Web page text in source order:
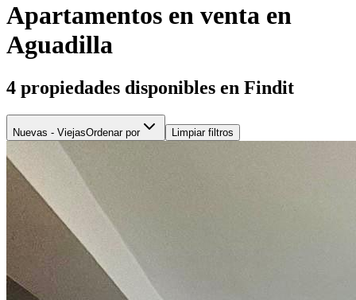
Apartamentos en venta en
Aguadilla
4 propiedades disponibles en Findit
Nuevas - ViejasOrdenar por Limpiar filtros